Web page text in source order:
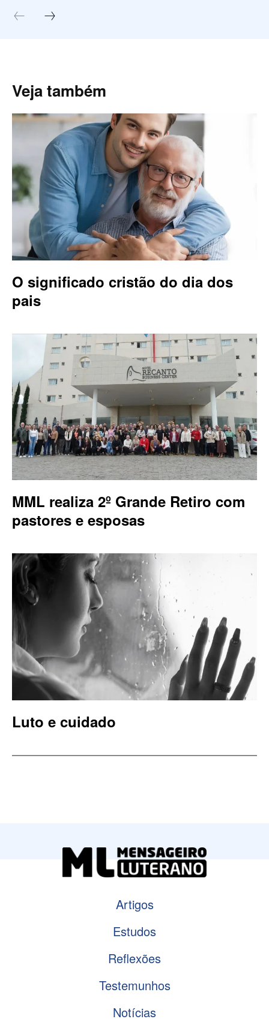
Veja também
O significado cristão do dia dos
pais
MML realiza 2º Grande Retiro com
pastores e esposas
Luto e cuidado
Artigos
Estudos
Reflexões
Testemunhos
Notícias